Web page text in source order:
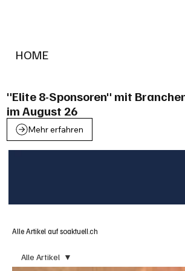
HOME
"Elite 8-Sponsoren" mit
im August 26
Mehr erfahren
Alle Artikel auf soaktuell.ch
Alle Artikel